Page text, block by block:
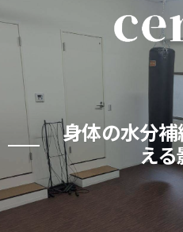
身体の水分
え